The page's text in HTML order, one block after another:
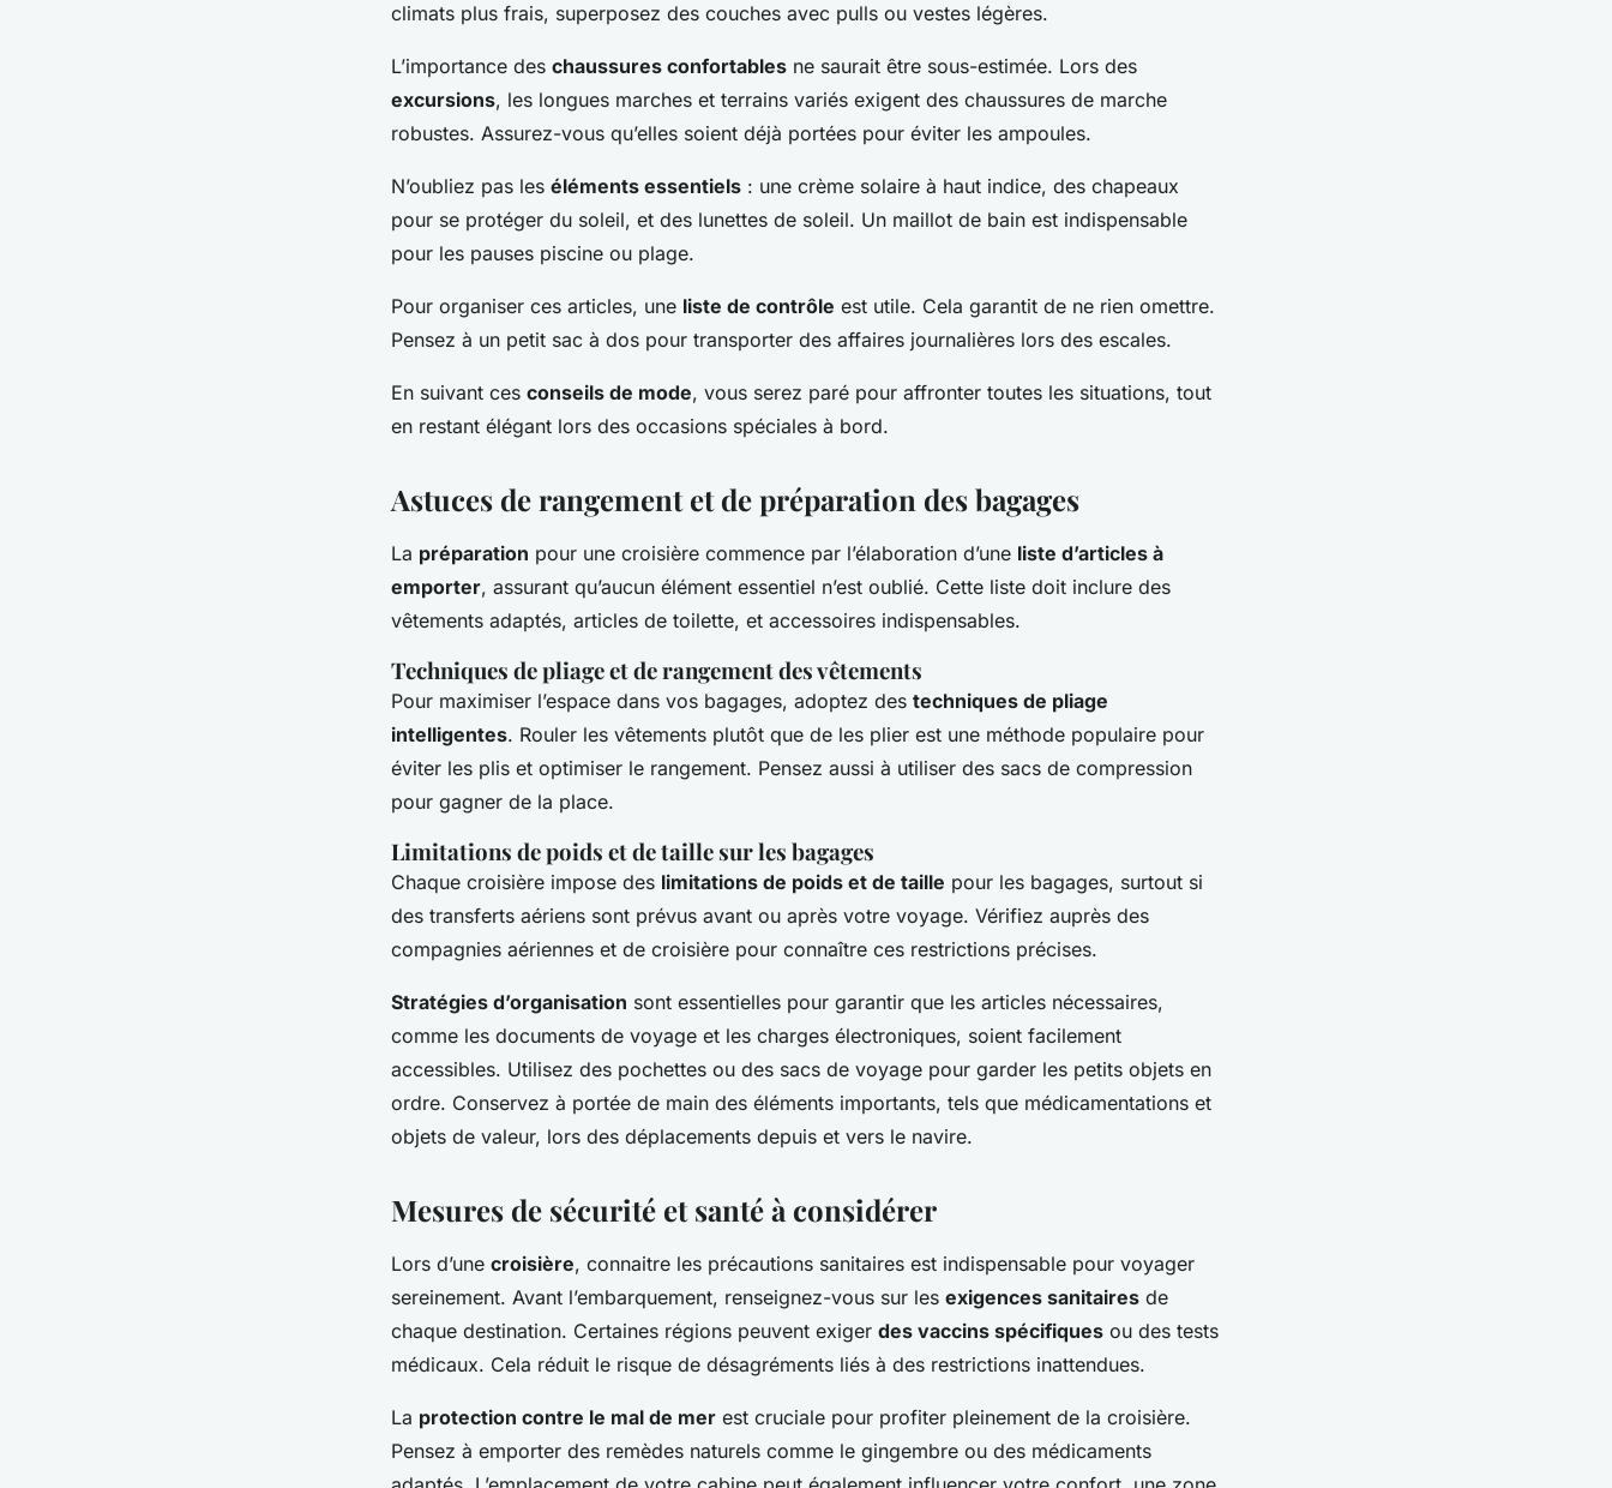
climats plus frais, superposez des couches avec pulls ou vestes légères.
L’importance des chaussures confortables ne saurait être sous-estimée. Lors des
excursions, les longues marches et terrains variés exigent des chaussures de marche
robustes. Assurez-vous qu’elles soient déjà portées pour éviter les ampoules.
N’oubliez pas les éléments essentiels : une crème solaire à haut indice, des chapeaux
pour se protéger du soleil, et des lunettes de soleil. Un maillot de bain est indispensable
pour les pauses piscine ou plage.
Pour organiser ces articles, une liste de contrôle est utile. Cela garantit de ne rien omettre.
Pensez à un petit sac à dos pour transporter des affaires journalières lors des escales.
En suivant ces conseils de mode, vous serez paré pour affronter toutes les situations, tout
en restant élégant lors des occasions spéciales à bord.
Astuces de rangement et de préparation des bagages
La préparation pour une croisière commence par l’élaboration d’une liste d’articles à
emporter, assurant qu’aucun élément essentiel n’est oublié. Cette liste doit inclure des
vêtements adaptés, articles de toilette, et accessoires indispensables.
Techniques de pliage et de rangement des vêtements
Pour maximiser l’espace dans vos bagages, adoptez des techniques de pliage
intelligentes. Rouler les vêtements plutôt que de les plier est une méthode populaire pour
éviter les plis et optimiser le rangement. Pensez aussi à utiliser des sacs de compression
pour gagner de la place.
Limitations de poids et de taille sur les bagages
Chaque croisière impose des limitations de poids et de taille pour les bagages, surtout si
des transferts aériens sont prévus avant ou après votre voyage. Vérifiez auprès des
compagnies aériennes et de croisière pour connaître ces restrictions précises.
Stratégies d’organisation sont essentielles pour garantir que les articles nécessaires,
comme les documents de voyage et les charges électroniques, soient facilement
accessibles. Utilisez des pochettes ou des sacs de voyage pour garder les petits objets en
ordre. Conservez à portée de main des éléments importants, tels que médicamentations et
objets de valeur, lors des déplacements depuis et vers le navire.
Mesures de sécurité et santé à considérer
Lors d’une croisière, connaitre les précautions sanitaires est indispensable pour voyager
sereinement. Avant l’embarquement, renseignez-vous sur les exigences sanitaires de
chaque destination. Certaines régions peuvent exiger des vaccins spécifiques ou des tests
médicaux. Cela réduit le risque de désagréments liés à des restrictions inattendues.
La protection contre le mal de mer est cruciale pour profiter pleinement de la croisière.
Pensez à emporter des remèdes naturels comme le gingembre ou des médicaments